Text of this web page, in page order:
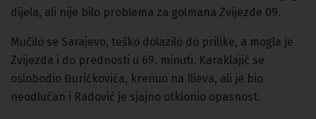
dijela, ali nije bilo problema za golmana Zvijezde 09.
Mučilo se Sarajevo, teško dolazilo do prilike, a mogla je
Zvijezda i do prednosti u 69. minuti. Karaklajić se
oslobodio Đurićkovića, krenuo na Ilieva, ali je bio
neodlučan i Radović je sjajno otklonio opasnost.